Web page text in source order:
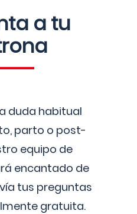
a tu
duda habitual
parto o post-
equipo de
encantado de
tus preguntas
gratuita.